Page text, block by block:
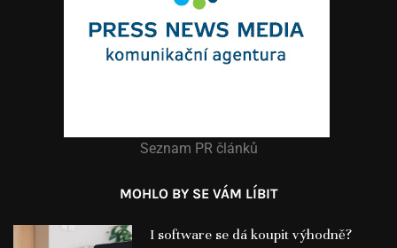
Seznam PR článků
MOHLO BY SE VÁM LÍBIT
I software se dá koupit výhodně?